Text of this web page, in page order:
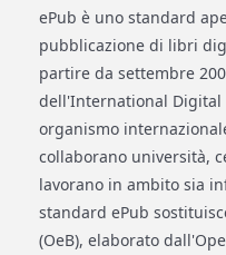
ePub è uno standard
pubblicazione di libri
partire da settembre
dell'International Digital
organismo
collaborano università,
lavorano in ambito sia
standard ePub
(OeB), elaborato